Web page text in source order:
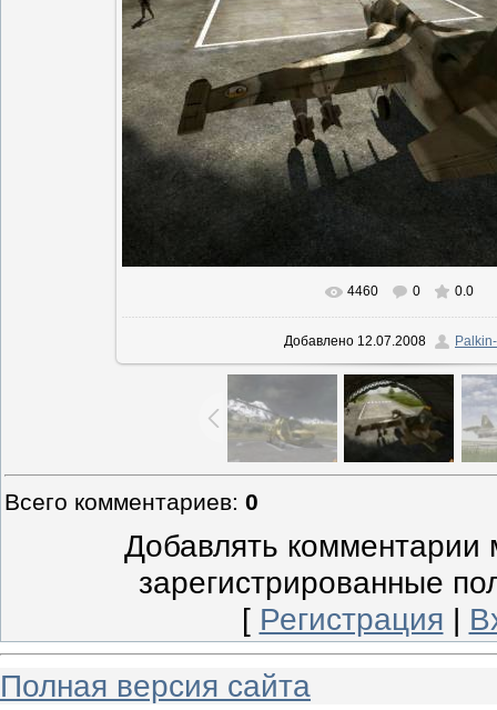
В реальном размере 960x768
4460 0 0.0
Добавлено 12.07.2008
Всего комментариев: 0
Добавлять комментарии
зарегистрированные
[ Регистрация |
Полная версия сайта